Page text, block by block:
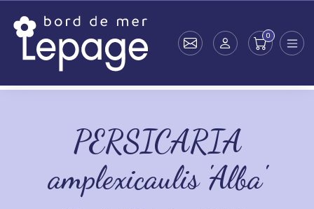
PERSICARIA
amplexicaulis 'Alba'